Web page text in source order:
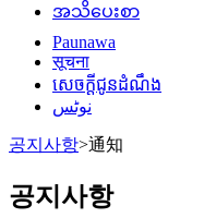
အသိပေးစာ
Paunawa
सूचना
សេចក្តីជូនដំណឹង
نوٹس
공지사항>通知
공지사항